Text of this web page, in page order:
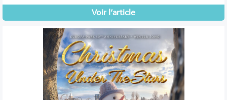
Voir l’article